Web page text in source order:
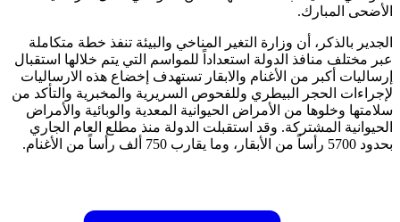
الأضحى المبارك.
الجدير بالذكر، أن وزارة التغير المناخي والبيئة تنفذ خطة متكاملة
عبر مختلف منافذ الدولة استعداداً للمواسم التي يتم خلالها استقبال
إرساليات أكبر من الأغنام والابقار تستهدف إخضاع هذه الارساليات
لإجراءات الحجر البيطري وللفحوص السريرية والمخبرية والتأكد من
سلامتها وخلوها من الأمراض الحيوانية المعدية والوبائية والأمراض
الحيوانية المشتركة. وقد استقبلت الدولة منذ مطلع العام الجاري
بحدود 5700 رأساً من الأبقار، وما يقارب 750 ألف رأساً من الأغنام.